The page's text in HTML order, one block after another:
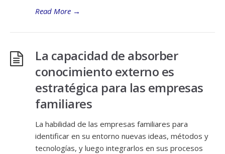
Read More →
La capacidad de absorber
conocimiento externo es
estratégica para las empresas
familiares
La habilidad de las empresas familiares para
identificar en su entorno nuevas ideas, métodos y
tecnologías, y luego integrarlos en sus procesos